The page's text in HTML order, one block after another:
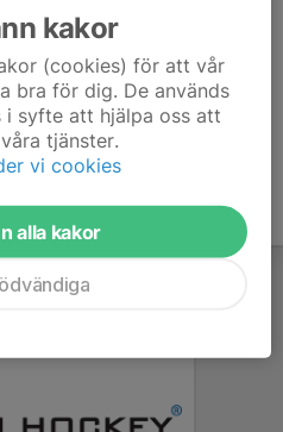
på tisdag 18 november så
kakor
(cookies) för att vår
bra för dig. De används
i syfte att hjälpa oss att
tjänster.
vi cookies
alla kakor